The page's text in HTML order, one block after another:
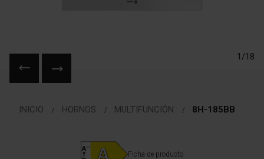
1/18
comienzo
INICIO HORNOS MULTIFUNCIÓN 8H-185BB
Ficha de producto